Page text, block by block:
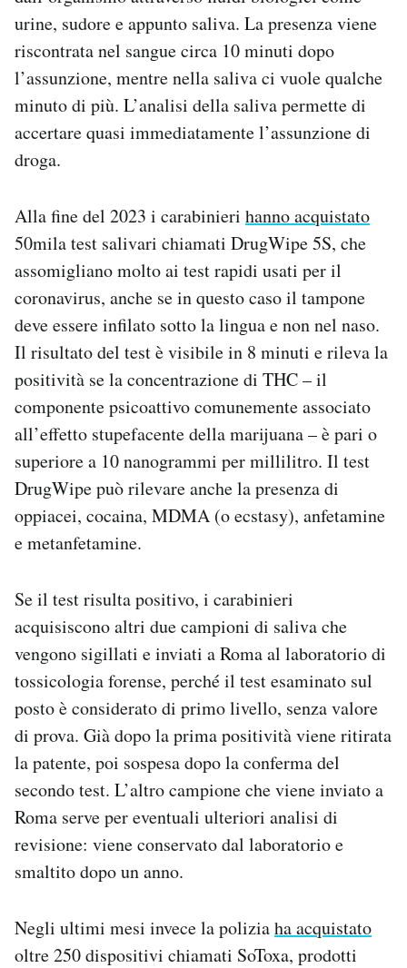
urine, sudore e appunto saliva. La presenza viene
riscontrata nel sangue circa 10 minuti dopo
l’assunzione, mentre nella saliva ci vuole qualche
minuto di più. L’analisi della saliva permette di
accertare quasi immediatamente l’assunzione di
droga.
Alla fine del 2023 i carabinieri hanno acquistato
50mila test salivari chiamati DrugWipe 5S, che
assomigliano molto ai test rapidi usati per il
coronavirus, anche se in questo caso il tampone
deve essere infilato sotto la lingua e non nel naso.
Il risultato del test è visibile in 8 minuti e rileva la
positività se la concentrazione di THC – il
componente psicoattivo comunemente associato
all’effetto stupefacente della marijuana – è pari o
superiore a 10 nanogrammi per millilitro. Il test
DrugWipe può rilevare anche la presenza di
oppiacei, cocaina, MDMA (o ecstasy), anfetamine
e metanfetamine.
Se il test risulta positivo, i carabinieri
acquisiscono altri due campioni di saliva che
vengono sigillati e inviati a Roma al laboratorio di
tossicologia forense, perché il test esaminato sul
posto è considerato di primo livello, senza valore
di prova. Già dopo la prima positività viene ritirata
la patente, poi sospesa dopo la conferma del
secondo test. L’altro campione che viene inviato a
Roma serve per eventuali ulteriori analisi di
revisione: viene conservato dal laboratorio e
smaltito dopo un anno.
Negli ultimi mesi invece la poliziaha acquistato
oltre 250 dispositivi chiamati SoToxa, prodotti